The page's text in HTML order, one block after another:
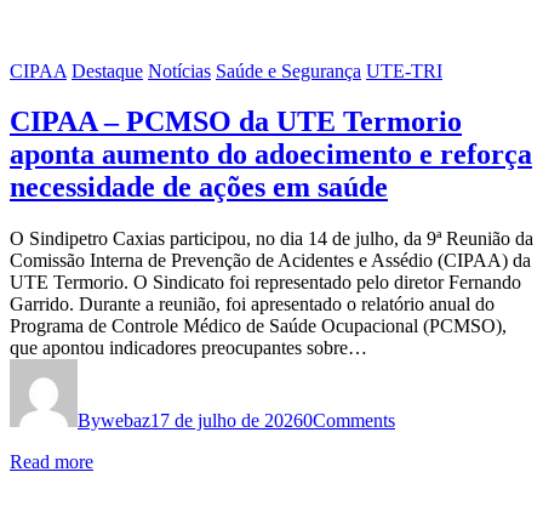
CIPAA Destaque Notícias Saúde e Segurança UTE-TRI
CIPAA – PCMSO da UTE Termorio
aponta aumento do adoecimento e reforça
necessidade de ações em saúde
O Sindipetro Caxias participou, no dia 14 de julho, da 9ª Reunião da
Comissão Interna de Prevenção de Acidentes e Assédio (CIPAA) da
UTE Termorio. O Sindicato foi representado pelo diretor Fernando
Garrido. Durante a reunião, foi apresentado o relatório anual do
Programa de Controle Médico de Saúde Ocupacional (PCMSO),
que apontou indicadores preocupantes sobre…
Bywebaz17 de julho de 20260Comments
Read more